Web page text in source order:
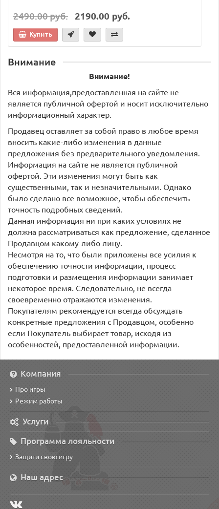
2490.00 руб. 2190.00 руб.
Купить
Внимание
Внимание!
Вся информация,предоставленная на сайте не
является публичной офертой и носит исключительно
информационный характер.
Продавец оставляет за собой право в любое время
вносить какие-либо изменения в данные
предложения без предварительного уведомления.
Информация на сайте не является публичной
офертой. Эти изменения могут быть как
существенными, так и незначительными. Однако
было сделано все возможное, чтобы обеспечить
точность подробных сведений.
Данная информация ни при каких условиях не
должна рассматриваться как предложение, сделанное
Продавцом какому-либо лицу.
Несмотря на то, что были приложены все усилия к
обеспечению точности информации, процесс
подготовки и размещения информации занимает
некоторое время. Следовательно, не всегда
своевременно отражаются изменения.
Покупателям рекомендуется всегда обсуждать
конкретные предложения с Продавцом, особенно
если Покупатель выбирает товар, исходя из
особенностей, предоставленной информации.
Компания
Про игры
Режим работы
Услуги
Программа лояльности
Защити свою игру
Наш адрес